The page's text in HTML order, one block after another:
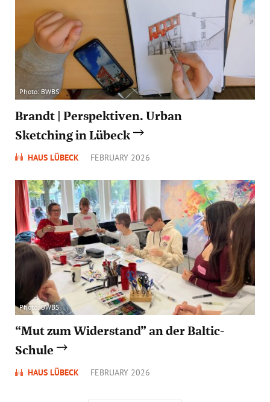
Photo: BWBS
Brandt | Perspektiven. Urban
Sketching in Lübeck
HAUS LÜBECK FEBRUARY 2026
Photo: BWBS
“Mut zum Widerstand” an der Baltic-
Schule
HAUS LÜBECK FEBRUARY 2026